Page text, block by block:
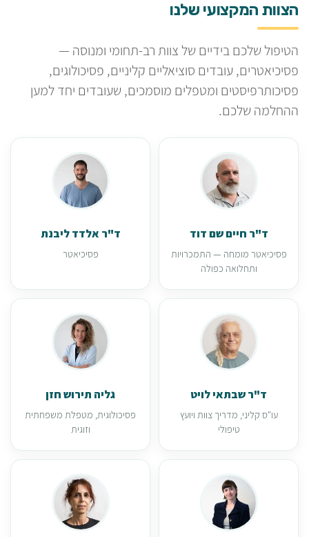
הצוות המקצועי שלנו
הטיפול שלכם בידיים של צוות רב-תחומי ומנוסה —
פסיכיאטרים, עובדים סוציאליים קליניים, פסיכולוגים,
פסיכותרפיסטים ומטפלים מוסמכים, שעובדים יחד למען
ההחלמה שלכם.
ד"ר חיים שם דוד
פסיכיאטר מומחה — התמכרויות
ותחלואה כפולה
ד"ר אלדד ליבנת
פסיכיאטר
ד"ר שבתאי לויט
עו"ס קליני, מדריך צוות ויועץ
טיפולי
גליה תירוש חזן
פסיכולוגית, מטפלת משפחתית
וזוגית